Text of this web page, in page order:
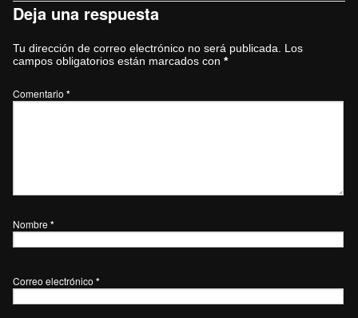
Deja una respuesta
Tu dirección de correo electrónico no será publicada.
Los
campos obligatorios están marcados con *
Comentario *
Nombre *
Correo electrónico *